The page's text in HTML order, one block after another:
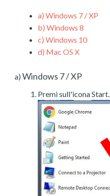
a) Windows 7 / XP
b) Windows 8
c) Windows 10
d) Mac OS X
a) Windows 7 / XP
Premi sull'icona Start.